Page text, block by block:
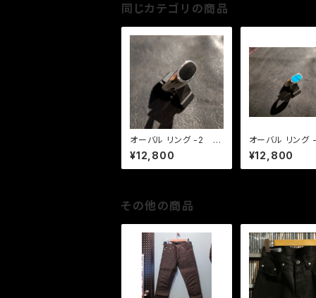
同じカテゴリの商品
オーバル リング -2 B
Kオニキス
¥12,800
オーバル リン
ーコイズ
¥12,800
その他の商品